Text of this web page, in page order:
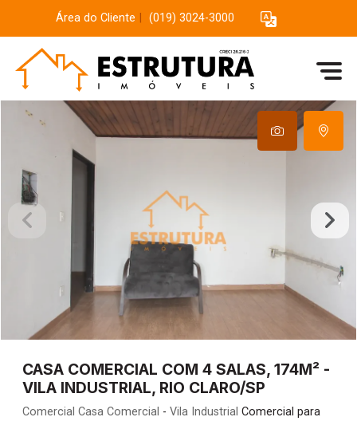
Área do Cliente (019) 3024-3000
CASA COMERCIAL COM 4 SALAS, 174M² -
VILA INDUSTRIAL, RIO CLARO/SP
Comercial Casa Comercial - Vila Industrial Comercial para